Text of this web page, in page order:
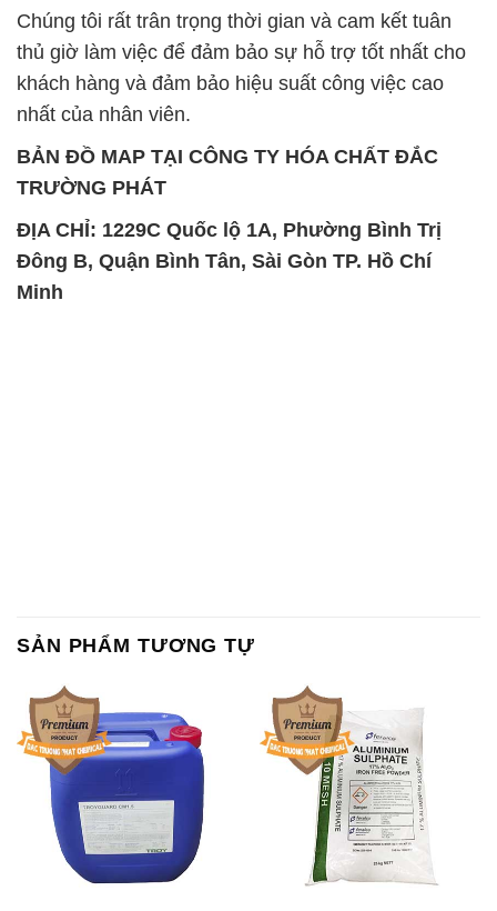
Chúng tôi rất trân trọng thời gian và cam kết tuân
thủ giờ làm việc để đảm bảo sự hỗ trợ tốt nhất cho
khách hàng và đảm bảo hiệu suất công việc cao
nhất của nhân viên.
BẢN ĐỒ MAP TẠI CÔNG TY HÓA CHẤT ĐẮC
TRƯỜNG PHÁT
ĐỊA CHỈ: 1229C Quốc lộ 1A, Phường Bình Trị
Đông B, Quận Bình Tân, Sài Gòn TP. Hồ Chí
Minh
SẢN PHẨM TƯƠNG TỰ